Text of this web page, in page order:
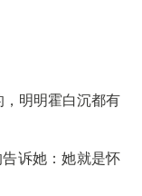
明明霍白沉都有
诉她：她就是怀